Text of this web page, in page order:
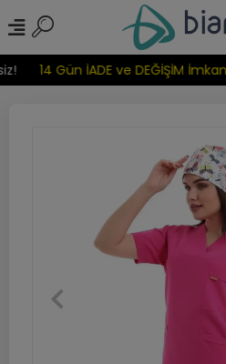
14 Gün İADE ve DEĞİŞİM İmkanı